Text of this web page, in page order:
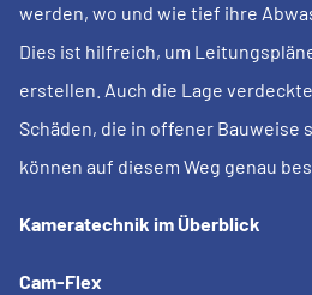
werden, wo und wie tief ihre
Dies ist hilfreich, um
erstellen. Auch die Lage
Schäden, die in offener Bauweise
können auf diesem Weg genau
Kameratechnik im Überblick
Cam-Flex